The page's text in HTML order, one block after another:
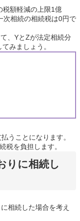
額軽減の上限1億
次相続の相続税は0円で
、YとZが法定相続分
みましょう。
うことになります。
税を負担します。
りに相続し
相続した場合を考え